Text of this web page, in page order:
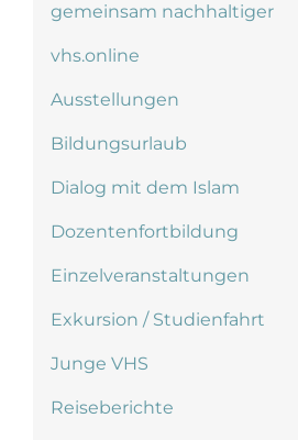
gemeinsam nachhaltiger
vhs.online
Ausstellungen
Bildungsurlaub
Dialog mit dem Islam
Dozentenfortbildung
Einzelveranstaltungen
Exkursion / Studienfahrt
Junge VHS
Reiseberichte